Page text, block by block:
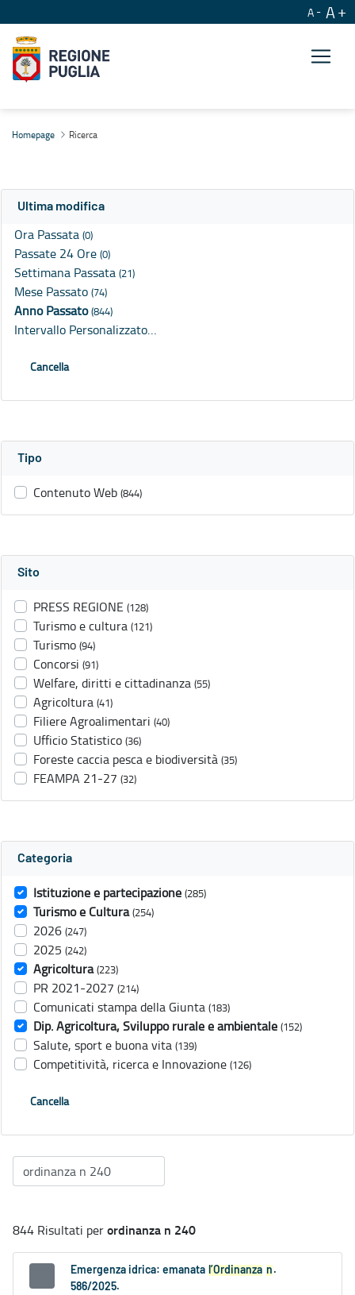
A A
Homepage Ricerca
Ultima modifica
Ora Passata (0)
Passate 24 Ore (0)
Settimana Passata (21)
Mese Passato (74)
Anno Passato(844)
Intervallo Personalizzato…
Cancella
Tipo
Contenuto Web (844)
Sito
PRESS REGIONE (128)
Turismo e cultura (121)
Turismo (94)
Concorsi (91)
Welfare, diritti e cittadinanza (55)
Agricoltura (41)
Filiere Agroalimentari (40)
Ufficio Statistico (36)
Foreste caccia pesca e biodiversità (35)
FEAMPA 21-27 (32)
Categoria
Istituzione e partecipazione (285)
Turismo e Cultura (254)
2026 (247)
2025 (242)
Agricoltura (223)
PR 2021-2027 (214)
Comunicati stampa della Giunta (183)
Dip. Agricoltura, Sviluppo rurale e ambientale (152)
Salute, sport e buona vita (139)
Competitività, ricerca e Innovazione (126)
Cancella
844 Risultati perordinanza n 240
Emergenza idrica: emanata l’Ordinanza n .
586/2025.